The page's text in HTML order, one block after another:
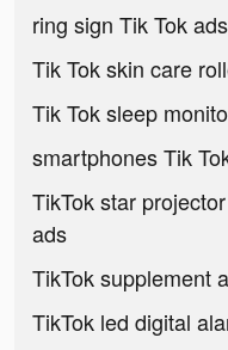
ring sign Tik Tok ads
Tik Tok skin care
Tik Tok sleep
smartphones Tik
TikTok star
ads
TikTok supplement
TikTok led digital